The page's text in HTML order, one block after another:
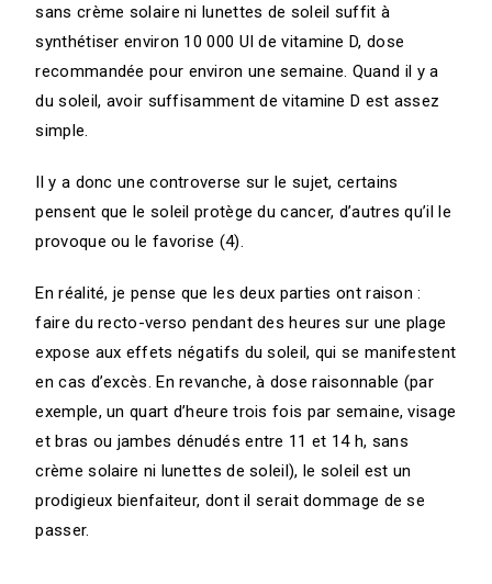
sans crème solaire ni lunettes de soleil suffit à
synthétiser environ 10 000 UI de vitamine D, dose
recommandée pour environ une semaine. Quand il y a
du soleil, avoir suffisamment de vitamine D est assez
simple.
Il y a donc une controverse sur le sujet, certains
pensent que le soleil protège du cancer, d’autres qu’il le
provoque ou le favorise (4).
En réalité, je pense que les deux parties ont raison :
faire du recto-verso pendant des heures sur une plage
expose aux effets négatifs du soleil, qui se manifestent
en cas d’excès. En revanche, à dose raisonnable (par
exemple, un quart d’heure trois fois par semaine, visage
et bras ou jambes dénudés entre 11 et 14 h, sans
crème solaire ni lunettes de soleil), le soleil est un
prodigieux bienfaiteur, dont il serait dommage de se
passer.